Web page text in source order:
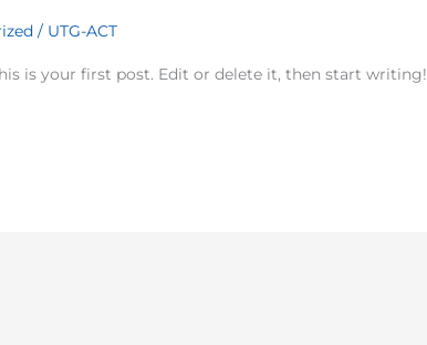
/ UTG-ACT
is your first post. Edit or delete it, then start writing!